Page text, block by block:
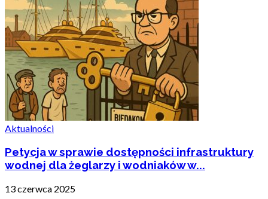
Aktualności
Petycja w sprawie dostępności infrastruktury
wodnej dla żeglarzy i wodniaków w...
13 czerwca 2025